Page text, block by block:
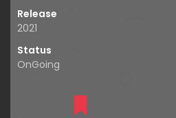
Release
2021
Status
OnGoing